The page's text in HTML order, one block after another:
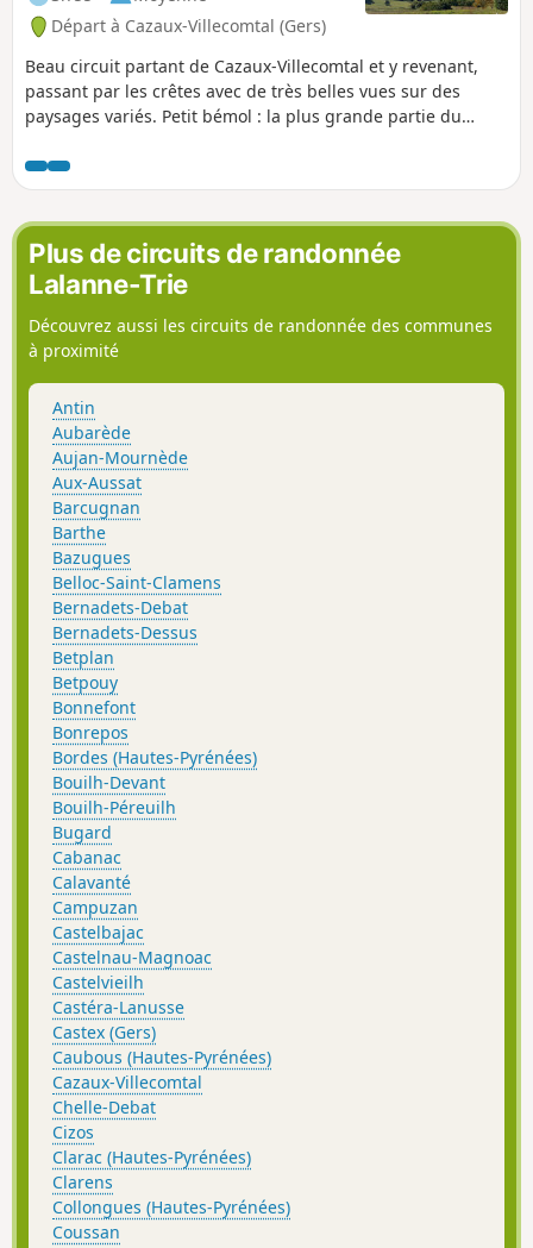
Départ à Cazaux-Villecomtal (Gers)
Beau circuit partant de Cazaux-Villecomtal et y revenant,
passant par les crêtes avec de très belles vues sur des
paysages variés. Petit bémol : la plus grande partie du
peu empruntée.
Plus de circuits de randonnée
Lalanne-Trie
Découvrez aussi les circuits de randonnée des communes
à proximité
Antin
Aubarède
Aujan-Mournède
Aux-Aussat
Barcugnan
Barthe
Bazugues
Belloc-Saint-Clamens
Bernadets-Debat
Bernadets-Dessus
Betplan
Betpouy
Bonnefont
Bonrepos
Bordes (Hautes-Pyrénées)
Bouilh-Devant
Bouilh-Péreuilh
Bugard
Cabanac
Calavanté
Campuzan
Castelbajac
Castelnau-Magnoac
Castelvieilh
Castéra-Lanusse
Castex (Gers)
Caubous (Hautes-Pyrénées)
Cazaux-Villecomtal
Chelle-Debat
Cizos
Clarac (Hautes-Pyrénées)
Clarens
Collongues (Hautes-Pyrénées)
Coussan